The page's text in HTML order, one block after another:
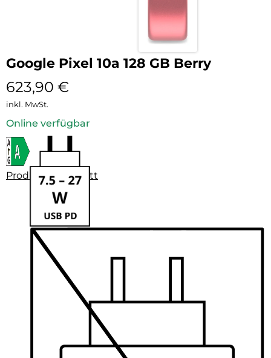
Google Pixel 10a 128 GB Berry
623,90 €
inkl. MwSt.
Online verfügbar
Produktdatenblatt